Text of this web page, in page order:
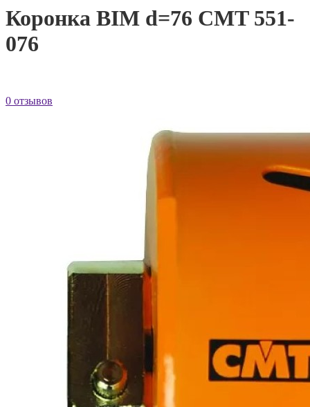
Коронка BIM d=76 CMT 551-
076
0 отзывов